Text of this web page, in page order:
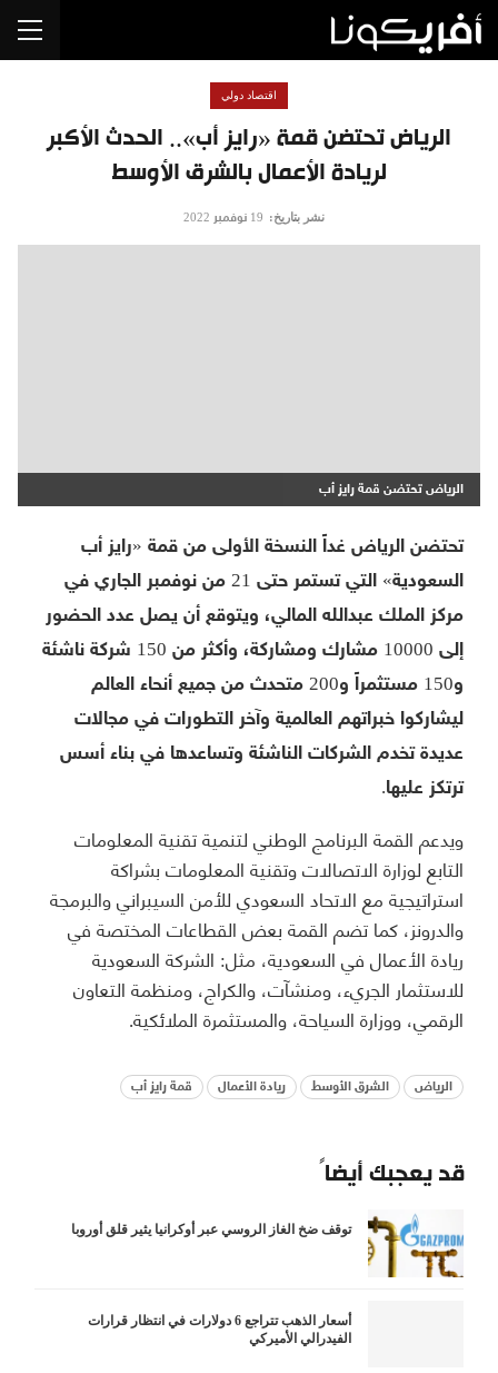
الرياض تحتضن قمة «رايز أب».. الحدث الأكبر
لريادة الأعمال بالشرق الأوسط
اقتصاد دولي
نشر بتاريخ: 19 نوفمبر 2022
الرياض تحتضن قمة رايز أب
تحتضن الرياض غداً النسخة الأولى من قمة «رايز أب
السعودية» التي تستمر حتى 21 من نوفمبر الجاري في
مركز الملك عبدالله المالي، ويتوقع أن يصل عدد الحضور
إلى 10000 مشارك ومشاركة، وأكثر من 150 شركة ناشئة
و150 مستثمراً و200 متحدث من جميع أنحاء العالم
ليشاركوا خبراتهم العالمية وآخر التطورات في مجالات
عديدة تخدم الشركات الناشئة وتساعدها في بناء أسس
ترتكز عليها.
ويدعم القمة البرنامج الوطني لتنمية تقنية المعلومات
التابع لوزارة الاتصالات وتقنية المعلومات بشراكة
استراتيجية مع الاتحاد السعودي للأمن السيبراني والبرمجة
والدرونز، كما تضم القمة بعض القطاعات المختصة في
ريادة الأعمال في السعودية، مثل: الشركة السعودية
للاستثمار الجريء، ومنشآت، والكراج، ومنظمة التعاون
الرقمي، ووزارة السياحة، والمستثمرة الملائكية.
الرياض الشرق الأوسط ريادة الأعمال قمة رايز أب
قد يعجبك أيضاً
توقف ضخ الغاز الروسي عبر أوكرانيا يثير قلق أوروبا
أسعار الذهب تتراجع 6 دولارات في انتظار قرارات
الفيدرالي الأميركي